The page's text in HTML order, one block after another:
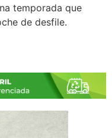
temporada que
de desfile.